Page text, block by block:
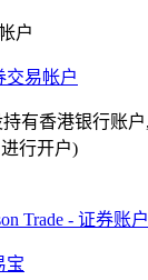
户
交易帐户
有香港银行账
进行开户)
Trade - 证券账
宝